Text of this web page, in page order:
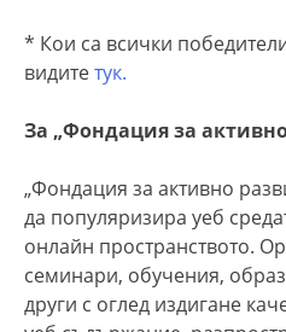
* Кои са всички
видитетук.
За „Фондация за
„Фондация за активно
да популяризира уеб
онлайн пространството.
семинари, обучения,
други с оглед издигане